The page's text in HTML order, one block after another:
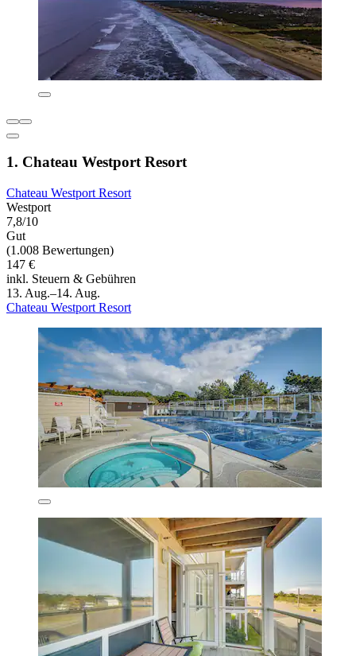
1. Chateau Westport Resort
Chateau Westport Resort
Westport
7,8/10
Gut
(1.008 Bewertungen)
147 €
inkl. Steuern & Gebühren
13. Aug.–14. Aug.
Chateau Westport Resort